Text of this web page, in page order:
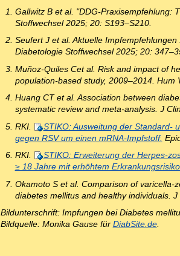
Gallwitz B et al. "DDG-Praxisempfehlung:
Stoffwechsel 2025; 20: S193–S210.
Seufert J et al. Aktuelle
Diabetologie Stoffwechsel 2025; 20:
Muñoz-Quiles Cet al. Risk and impact of
population-based study, 2009–2014. Hum
Huang CT et al. Association between
systematic review and meta-analysis. J
RKI.
STIKO: Ausweitung der Standard-
gegen RSV um einen mRNA-Impfstoff.
RKI.
STIKO: Erweiterung der Herpes-
≥ 18 Jahre mit erhöhtem
Okamoto S et al. Comparison of varicella-
diabetes mellitus and healthy individuals.
Bildunterschrift: Impfungen bei Diabetes
Bildquelle: Monika Gause für DiabSite.de.